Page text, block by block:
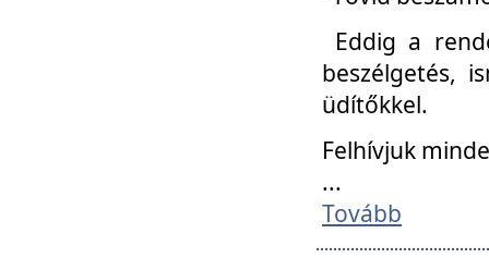
Eddig a
beszélgetés,
üdítőkkel.
Felhívjuk
...
Tovább